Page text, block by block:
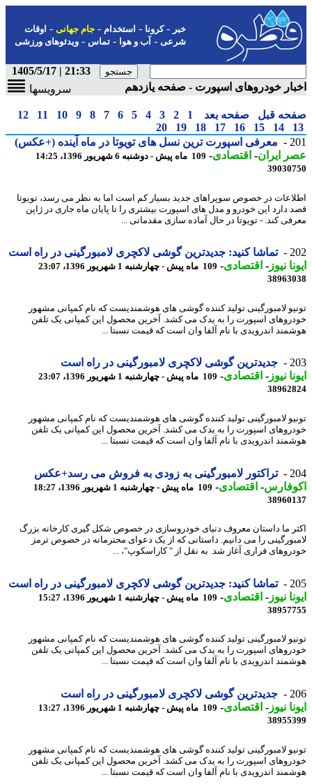
-کرونا-استخدام- جام جهانی-اوقات
شرعی-آب و هوا-تماس-ویدئوهای ورزشی
21:33 | 1405/5/17
خودروهای اسپورت - صفحه یازدهم
سرویسها
قبل صفحه بعد 1
2
3
4
5
6
7
8
9
10
11
12
14
15
16
17
18
19
20
معرفی اسپورت ترین نسل های تویوتا در ماه آینده (+عکس)
ایران- اقتصادی-109 ماه پیش - دوشنبه 6 شهریور 1396، 14:25
در خصوص سوپراهای جدید بسیار کم است اما به نظر می رسد، تویوتا
دارد این خودرو و مدل های اسپورت بیشتری را تا پایان ماه جاری در ژاپن
کند. - تویوتا در حال آماده سازی مقدماتی ...
تماشا کنید: جدیدترین گوشی لاکچری لامبورگینی در راه است
نیوز-اقتصادی-109 ماه پیش - چهارشنبه 1 شهریور 1396، 23:07
لامبورگینی تولید کننده گوشی های هوشمندیست که نام کمپانی مشهور
اسپورت را به یدک می کشد. آخرین محصول این کمپانی یک تلفن
اندرویدی با نام آلفا وان است که قیمت نسبتا ...
جدیدترین گوشی لاکچری لامبورگینی در راه است
نیوز-اقتصادی-109 ماه پیش - چهارشنبه 1 شهریور 1396، 23:07
لامبورگینی تولید کننده گوشی های هوشمندیست که نام کمپانی مشهور
اسپورت را به یدک می کشد. آخرین محصول این کمپانی یک تلفن
اندرویدی با نام آلفا وان است که قیمت نسبتا ...
تراکتور لامبورگینی به زودی به فروش می رسد+عکس
-اقتصادی-109 ماه پیش - چهارشنبه 1 شهریور 1396، 18:27
ما داستان معروف دنیای خودروسازی در خصوص شکل گیری کارخانه بزرگ
را می دانیم. داستانی که از یک دعوای محترمانه در خصوص ترمز
فراری آغاز شد. به نقل از " کاراسکوپ"، ...
تماشا کنید: جدیدترین گوشی لاکچری لامبورگینی در راه است
نیوز-اقتصادی-109 ماه پیش - چهارشنبه 1 شهریور 1396، 15:27
لامبورگینی تولید کننده گوشی های هوشمندیست که نام کمپانی مشهور
اسپورت را به یدک می کشد. آخرین محصول این کمپانی یک تلفن
اندرویدی با نام آلفا وان است که قیمت نسبتا ...
جدیدترین گوشی لاکچری لامبورگینی در راه است
نیوز-اقتصادی-109 ماه پیش - چهارشنبه 1 شهریور 1396، 13:27
لامبورگینی تولید کننده گوشی های هوشمندیست که نام کمپانی مشهور
اسپورت را به یدک می کشد. آخرین محصول این کمپانی یک تلفن
اندرویدی با نام آلفا وان است که قیمت نسبتا ...